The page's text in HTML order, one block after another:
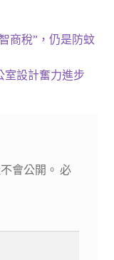
商稅”，仍是防蚊
室設計奮力進步
會公開。 必